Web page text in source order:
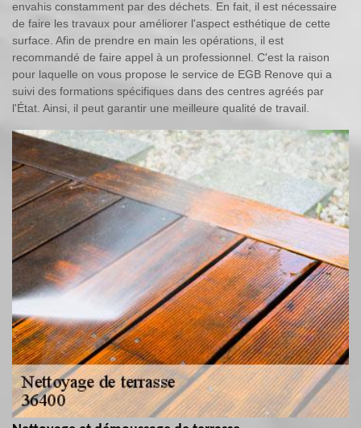
envahis constamment par des déchets. En fait, il est nécessaire
de faire les travaux pour améliorer l'aspect esthétique de cette
surface. Afin de prendre en main les opérations, il est
recommandé de faire appel à un professionnel. C'est la raison
pour laquelle on vous propose le service de EGB Renove qui a
suivi des formations spécifiques dans des centres agréés par
l'État. Ainsi, il peut garantir une meilleure qualité de travail.